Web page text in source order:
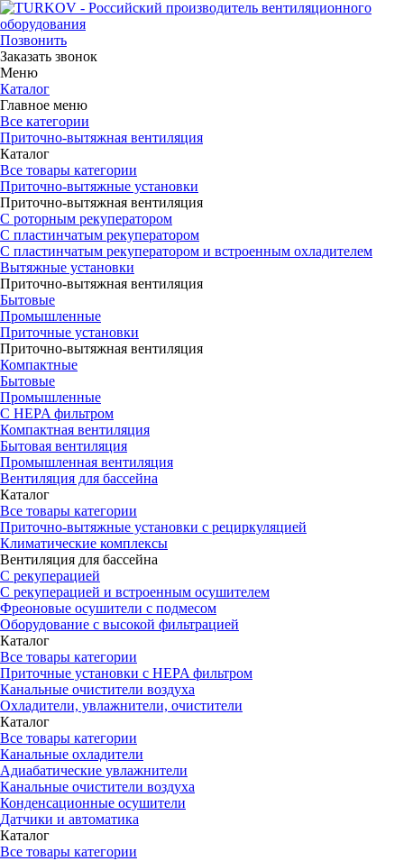
Позвонить
Заказать звонок
Меню
Каталог
Главное меню
Все категории
Приточно-вытяжная вентиляция
Каталог
Все товары категории
Приточно-вытяжные установки
Приточно-вытяжная вентиляция
С роторным рекуператором
С пластинчатым рекуператором
С пластинчатым рекуператором и встроенным охладителем
Вытяжные установки
Приточно-вытяжная вентиляция
Бытовые
Промышленные
Приточные установки
Приточно-вытяжная вентиляция
Компактные
Бытовые
Промышленные
С HEPA фильтром
Компактная вентиляция
Бытовая вентиляция
Промышленная вентиляция
Вентиляция для бассейна
Каталог
Все товары категории
Приточно-вытяжные установки с рециркуляцией
Климатические комплексы
Вентиляция для бассейна
С рекуперацией
С рекуперацией и встроенным осушителем
Фреоновые осушители с подмесом
Оборудование с высокой фильтрацией
Каталог
Все товары категории
Приточные установки c HEPA фильтром
Канальные очистители воздуха
Охладители, увлажнители, очистители
Каталог
Все товары категории
Канальные охладители
Адиабатические увлажнители
Канальные очистители воздуха
Конденсационные осушители
Датчики и автоматика
Каталог
Все товары категории